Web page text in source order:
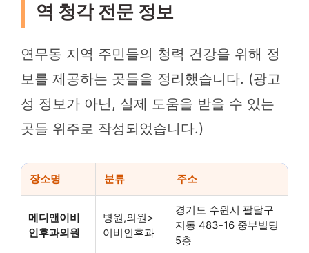
역 청각 전문 정보
연무동 지역 주민들의 청력 건강을 위해 정
보를 제공하는 곳들을 정리했습니다. (광고
성 정보가 아닌, 실제 도움을 받을 수 있는
곳들 위주로 작성되었습니다.)
장소명 분류 주소
메디앤이비
인후과의원
병원,의원>
이비인후과
경기도 수원시 팔달구
지동 483-16 중부빌딩
5층